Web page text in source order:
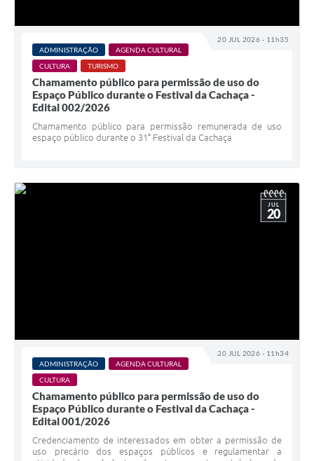
20 JUL 2026 - 11h35
ADMINISTRAÇÃO
AGENDA CULTURAL
CULTURA
TURISMO
Chamamento público para permissão de uso do
Espaço Público durante o Festival da Cachaça -
Edital 002/2026
Chamamento público para permissão remunerada de uso
espaço público durante o 31° Festival da Cachaça
20 JUL 2026 - 11h34
JUL
20
ADMINISTRAÇÃO
AGENDA CULTURAL
CULTURA
Chamamento público para permissão de uso do
Espaço Público durante o Festival da Cachaça -
Edital 001/2026
Credenciamento de interessados em obter a permissão de
uso precário dos espaços públicos e regulamentar a